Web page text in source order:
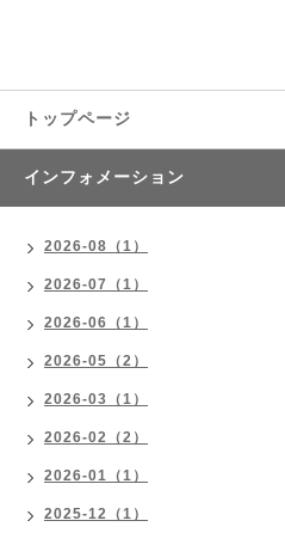
トップページ
インフォメーション
2026-08（1）
2026-07（1）
2026-06（1）
2026-05（2）
2026-03（1）
2026-02（2）
2026-01（1）
2025-12（1）